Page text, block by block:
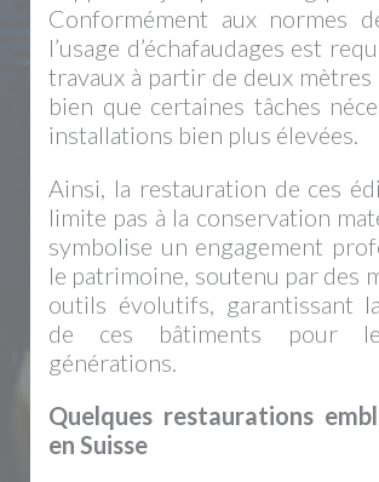
Conformément aux normes
l’usage d’échafaudages est
travaux à partir de deux mètres
bien que certaines tâches
installations bien plus élevées.
Ainsi, la restauration de ces
limite pas à la conservation
symbolise un engagement
le patrimoine, soutenu par des
outils évolutifs, garantissant
de ces bâtiments pour
générations.
Quelques restaurations
en Suisse